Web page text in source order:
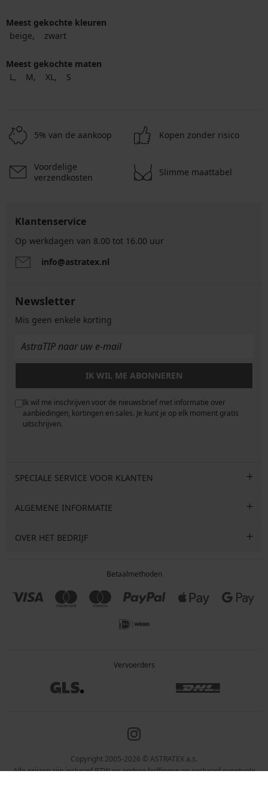
Meest gekochte kleuren
beige
zwart
Meest gekochte maten
L
M XL S
5% van de aankoop Kopen zonder risico
Voordelige
verzendkosten
Slimme maattabel
Klantenservice
Op werkdagen van 8.00 tot 16.00 uur
info@astratex.nl
Newsletter
Mis geen enkele korting
IK WIL ME ABONNEREN
Ik wil me inschrijven voor de nieuwsbrief met informatie over
aanbiedingen, kortingen en sales. Je kunt je op elk moment gratis
uitschrijven.
SPECIALE SERVICE VOOR KLANTEN
ALGEMENE INFORMATIE
OVER HET BEDRIJF
Betaalmethoden
Vervoerders
Copyright 2005-2026 © ASTRATEX a.s.
Alle prijzen zijn inclusief BTW en andere heffingen en exclusief eventuele